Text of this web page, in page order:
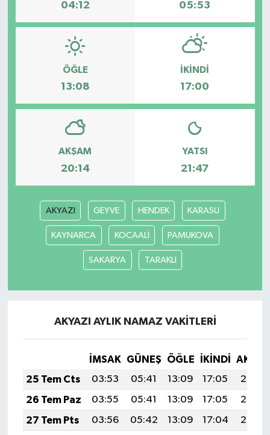
04:12 05:53
ÖĞLE
13:08
İKINDI
17:00
AKŞAM
20:14
YATSI
21:47
AKYAZI GEYVE HENDEK KARASU
KAYNARCA KOCAALİ PAMUKOVA
SAKARYA TARAKLI
AKYAZI AYLIK NAMAZ VAKITLERI
İMSAK GÜNEŞ ÖĞLE İKINDI
25 Tem Cts
03:53 05:41 13:09 17:05
20:28
26 Tem Paz
03:55 05:41 13:09 17:05
20:27
27 Tem Pts
03:56 05:42 13:09 17:04
20:26